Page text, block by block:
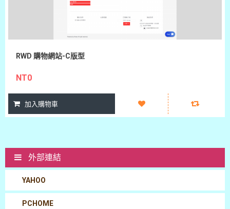
RWD 購物網站-C版型
NT0
外部連結
YAHOO
PCHOME